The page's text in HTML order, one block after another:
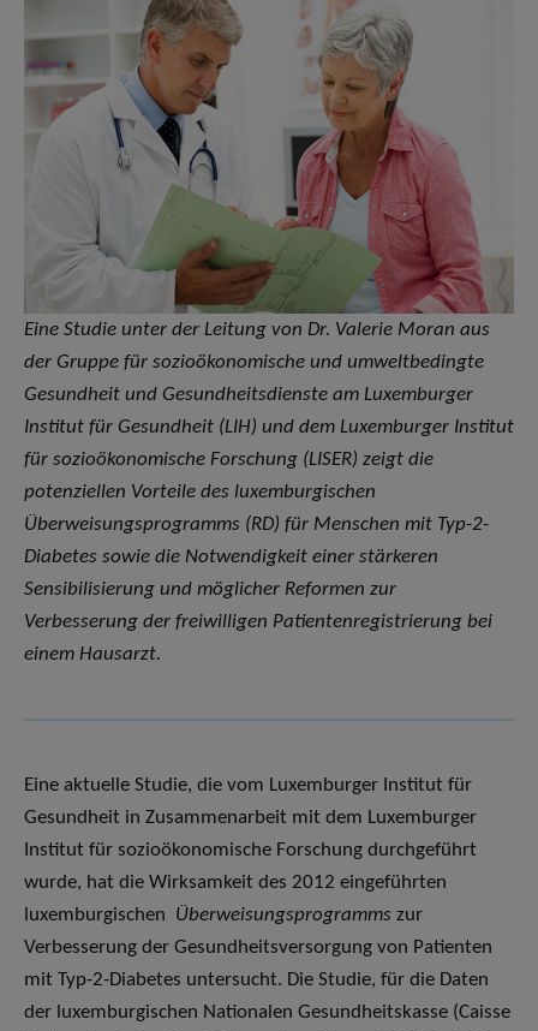
Eine Studie unter der Leitung von Dr. Valerie Moran aus
der Gruppe für sozioökonomische und umweltbedingte
Gesundheit und Gesundheitsdienste am Luxemburger
Institut für Gesundheit (LIH) und dem Luxemburger Institut
für sozioökonomische Forschung (LISER) zeigt die
potenziellen Vorteile des luxemburgischen
Überweisungsprogramms (RD) für Menschen mit Typ-2-
Diabetes sowie die Notwendigkeit einer stärkeren
Sensibilisierung und möglicher Reformen zur
Verbesserung der freiwilligen Patientenregistrierung bei
einem Hausarzt.
Eine aktuelle Studie, die vom Luxemburger Institut für
Gesundheit in Zusammenarbeit mit dem Luxemburger
Institut für sozioökonomische Forschung durchgeführt
wurde, hat die Wirksamkeit des 2012 eingeführten
luxemburgischen Überweisungsprogramms zur
Verbesserung der Gesundheitsversorgung von Patienten
mit Typ-2-Diabetes untersucht. Die Studie, für die Daten
der luxemburgischen Nationalen Gesundheitskasse (Caisse